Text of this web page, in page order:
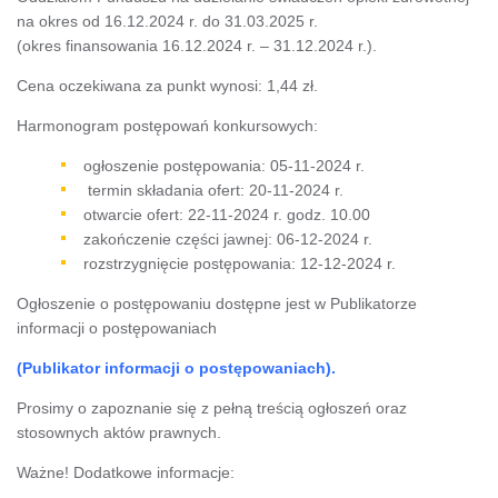
na okres od 16.12.2024 r. do 31.03.2025 r.
(okres finansowania 16.12.2024 r. – 31.12.2024 r.).
Cena oczekiwana za punkt wynosi: 1,44 zł.
Harmonogram postępowań konkursowych:
ogłoszenie postępowania: 05-11-2024 r.
termin składania ofert: 20-11-2024 r.
otwarcie ofert: 22-11-2024 r. godz. 10.00
zakończenie części jawnej: 06-12-2024 r.
rozstrzygnięcie postępowania: 12-12-2024 r.
Ogłoszenie o postępowaniu dostępne jest w Publikatorze
informacji o postępowaniach
(Publikator informacji o postępowaniach).
Prosimy o zapoznanie się z pełną treścią ogłoszeń oraz
stosownych aktów prawnych.
Ważne! Dodatkowe informacje: